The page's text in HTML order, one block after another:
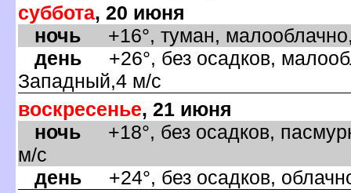
суббота, 20 июня
ночь +16°, туман,
день +26°, без осадков,
Западный,4 м/с
оскресенье, 21 июня
ночь +18°, без осадков,
м/с
день +24°, без осадков,